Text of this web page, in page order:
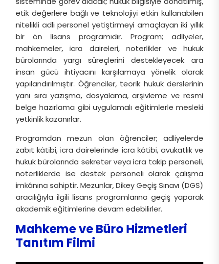
etik değerlere bağlı ve teknolojiyi etkin kullanabilen
nitelikli adli personel yetiştirmeyi amaçlayan iki yıllık
bir ön lisans programıdır. Program; adliyeler,
mahkemeler, icra daireleri, noterlikler ve hukuk
bürolarında yargı süreçlerini destekleyecek ara
insan gücü ihtiyacını karşılamaya yönelik olarak
yapılandırılmıştır. Öğrenciler, teorik hukuk derslerinin
yanı sıra yazışma, dosyalama, arşivleme ve resmi
belge hazırlama gibi uygulamalı eğitimlerle mesleki
yetkinlik kazanırlar.
Programdan mezun olan öğrenciler; adliyelerde
zabıt kâtibi, icra dairelerinde icra kâtibi, avukatlık ve
hukuk bürolarında sekreter veya icra takip personeli,
noterliklerde ise destek personeli olarak çalışma
imkânına sahiptir. Mezunlar, Dikey Geçiş Sınavı (DGS)
aracılığıyla ilgili lisans programlarına geçiş yaparak
akademik eğitimlerine devam edebilirler.
Mahkeme ve Büro Hizmetleri
Tanıtım Filmi